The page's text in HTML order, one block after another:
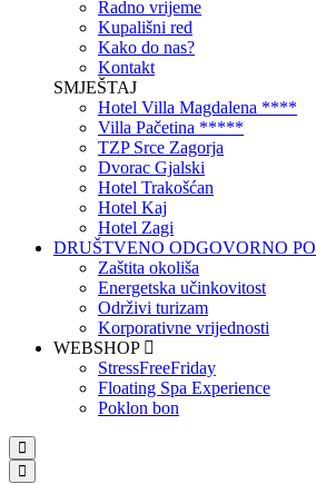
Radno vrijeme
Kupališni red
Kako do nas?
Kontakt
SMJEŠTAJ
Hotel Villa Magdalena ****
Villa Pačetina *****
TZP Srce Zagorja
Dvorac Gjalski
Hotel Trakošćan
Hotel Kaj
Hotel Zagi
DRUŠTVENO ODGOVORNO
Zaštita okoliša
Energetska učinkovitost
Održivi turizam
Korporativne vrijednosti
WEBSHOP
StressFreeFriday
Floating Spa Experience
Poklon bon